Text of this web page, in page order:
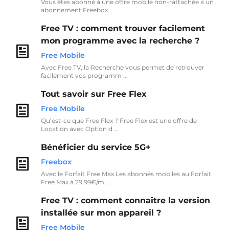
Vous êtes abonné à une offre mobile non-rattachée à un
abonnement Freebox. ...
Free TV : comment trouver facilement
mon programme avec la recherche ?
Free Mobile
Avec Free TV, la Recherche vous permet de retrouver
facilement vos programm ...
Tout savoir sur Free Flex
Free Mobile
Qu’est-ce que Free Flex ? Free Flex est une offre de
Location avec Option d ...
Bénéficier du service 5G+
Freebox
Avec le Forfait Free Max Les abonnés mobiles au Forfait
Free Max à 29,99€/m ...
Free TV : comment connaitre la version
installée sur mon appareil ?
Free Mobile